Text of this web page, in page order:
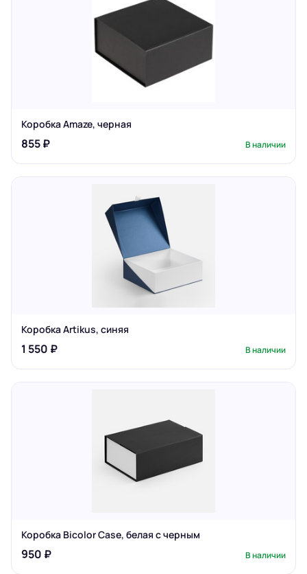
Коробка Amaze, черная
855 ₽ В наличии
Коробка Artikus, синяя
1 550 ₽ В наличии
Коробка Bicolor Case, белая с черным
950 ₽ В наличии